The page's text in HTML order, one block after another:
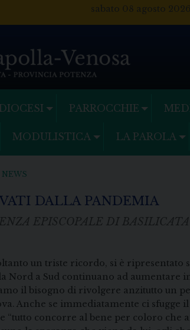
sabato 08 agosto 2026
PARROCCHIE
MODULISTICA LA PAROLA
NEWS
DALLA PANDEMIA
EPISCOPALE DI BASILICATA
un triste ricordo, si è
Nord a Sud continuano ad aumentare
il bisogno di rivolgere anzitutto
Anche se immediatamente ci sfugge
“tutto concorre al bene per coloro